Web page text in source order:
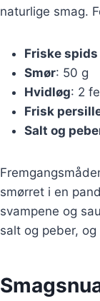
naturlige smag.
Friske
Smør: 50 g
Hvidløg: 2
Frisk
Salt og
smørret i en
svampene og
salt og peber,